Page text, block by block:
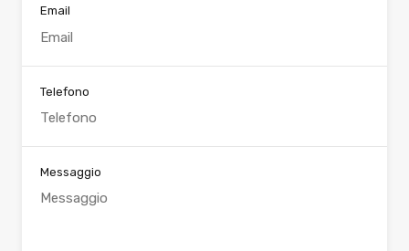
Email
Telefono
Messaggio